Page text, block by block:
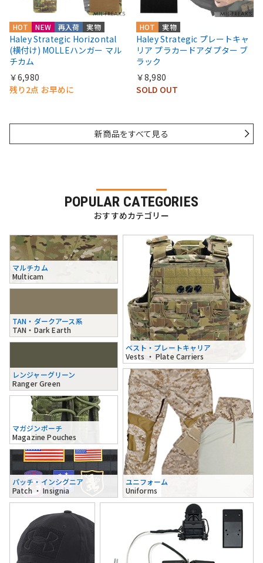
HOT NEW 再入荷 実物
Haley Strategic Horizontal
(横付け) MOLLEハンガー マル
チカム
￥6,980
残り2点 お早めに
HOT 実物
Haley Strategic プレートキャ
リア プラカードアダプター ブ
ラック
￥8,980
SOLD OUT
新商品をすべて見る
POPULAR CATEGORIES
おすすめカテゴリー
マルチカム
Multicam
TAN・ダークアース系
TAN・Dark Earth
レンジャーグリーン
Ranger Green
ベスト・プレートキャリア
Vests ・ Plate Carriers
マガジンポーチ
Magazine Pouches
パッチ・インシグニア
Patch ・ Insignia
ユニフォーム
Uniforms